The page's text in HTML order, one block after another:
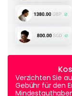
Verzichten Sie
Gebühr für den